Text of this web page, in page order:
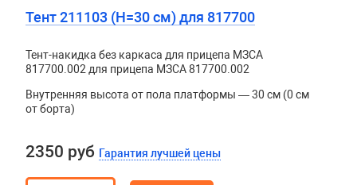
Тент 211103 (H=30 см) для 817700
Тент-накидка без каркаса для прицепа МЗСА
817700.002 для прицепа МЗСА 817700.002
Внутренняя высота от пола платформы — 30 см (0 см
от борта)
2350 руб Гарантия лучшей цены